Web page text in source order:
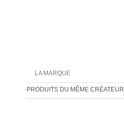
LA MARQUE
PRODUITS DU MÊME CRÉATEUR